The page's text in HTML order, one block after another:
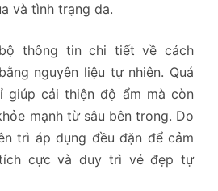
và tình trạng da.
thông tin chi tiết về cách
nguyên liệu tự nhiên. Quá
giúp cải thiện độ ẩm mà còn
mạnh từ sâu bên trong. Do
trì áp dụng đều đặn để cảm
cực và duy trì vẻ đẹp tự